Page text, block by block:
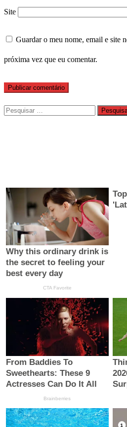
Site
Guardar o meu nome, email e site
próxima vez que eu comentar.
Pesquisar
por: